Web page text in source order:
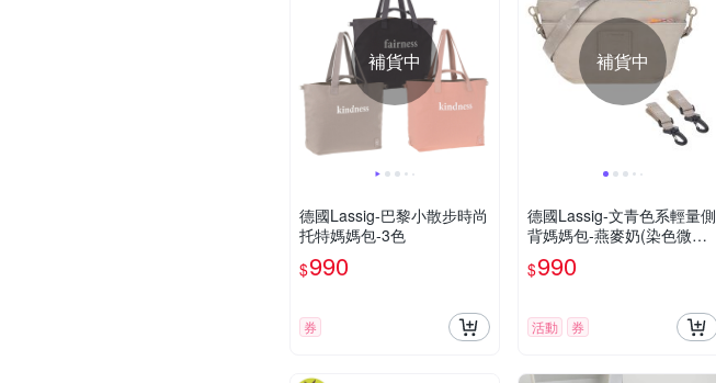
補貨中
德國Lassig-巴黎小散步時尚
托特媽媽包-3色
$990
券
補貨中
德國Lassig-文青色系輕量側
背媽媽包-燕麥奶(染色微瑕
疵)
$990
活動 券